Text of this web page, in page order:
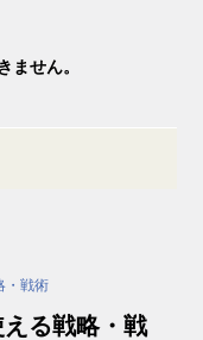
ません。
・戦術
える戦略・戦